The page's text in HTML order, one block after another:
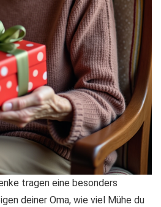
tragen eine besonders
deiner Oma, wie viel Mühe du